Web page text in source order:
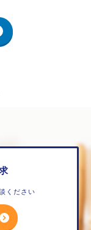
ください